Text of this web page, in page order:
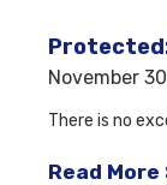
November
There is no
Read More